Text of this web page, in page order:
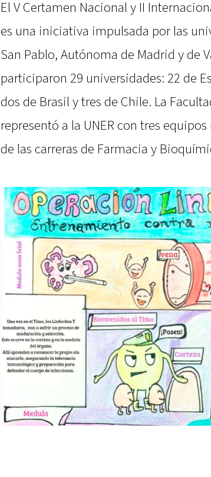
El V Certamen Nacional y II
es una iniciativa impulsada por las
San Pablo, Autónoma de Madrid y de
participaron 29 universidades: 22 de
dos de Brasil y tres de Chile. La
representó a la UNER con tres
de las carreras de Farmacia y